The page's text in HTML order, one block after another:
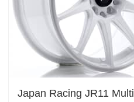
Japan Racing JR11